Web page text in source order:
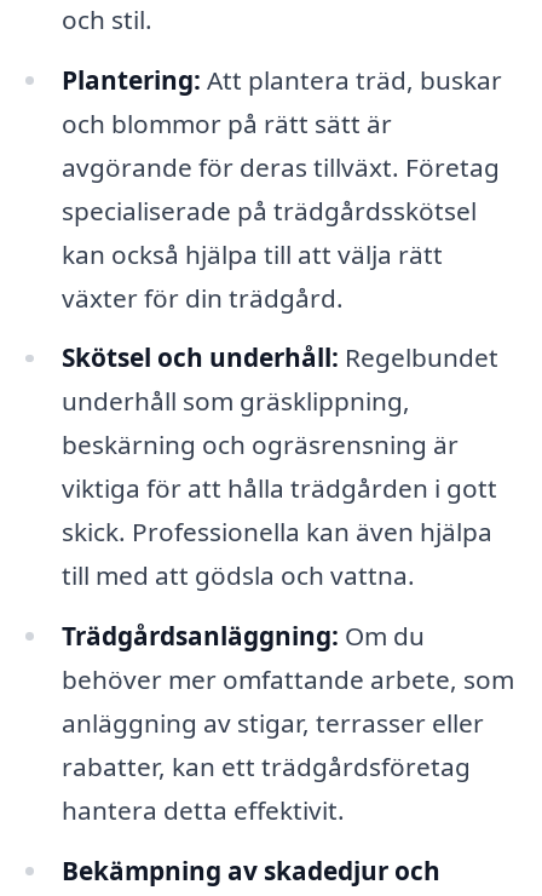
och stil.
Plantering: Att plantera träd, buskar
och blommor på rätt sätt är
avgörande för deras tillväxt. Företag
specialiserade på trädgårdsskötsel
kan också hjälpa till att välja rätt
växter för din trädgård.
Skötsel och underhåll: Regelbundet
underhåll som gräsklippning,
beskärning och ogräsrensning är
viktiga för att hålla trädgården i gott
skick. Professionella kan även hjälpa
till med att gödsla och vattna.
Trädgårdsanläggning: Om du
behöver mer omfattande arbete, som
anläggning av stigar, terrasser eller
rabatter, kan ett trädgårdsföretag
hantera detta effektivit.
Bekämpning av skadedjur och